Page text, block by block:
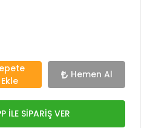
Ekle
Hemen Al
İLE SİPARİŞ VER